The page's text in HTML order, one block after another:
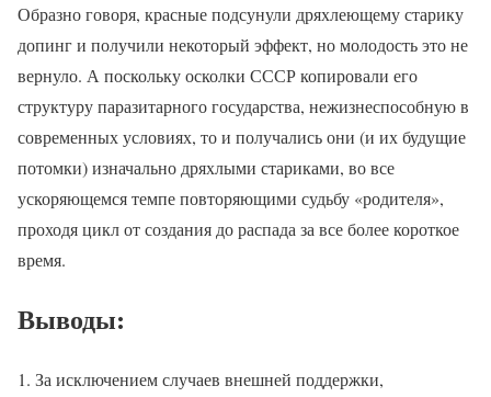
Образно говоря, красные подсунули дряхлеющему старику
допинг и получили некоторый эффект, но молодость это не
вернуло. А поскольку осколки СССР копировали его
структуру паразитарного государства, нежизнеспособную в
современных условиях, то и получались они (и их будущие
потомки) изначально дряхлыми стариками, во все
ускоряющемся темпе повторяющими судьбу «родителя»,
проходя цикл от создания до распада за все более короткое
время.
Выводы:
За исключением случаев внешней поддержки,